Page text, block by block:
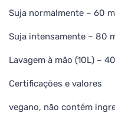
Suja normalmente – 60
Suja intensamente – 80
Lavagem à mão (10L) –
Certificações e valores
vegano, não contém